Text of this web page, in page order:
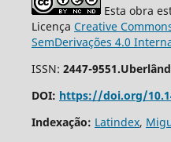
Esta obra
Licença Creative
SemDerivações 4.0
ISSN: 2447-
DOI: https://doi.org/
Indexação: Latindex,